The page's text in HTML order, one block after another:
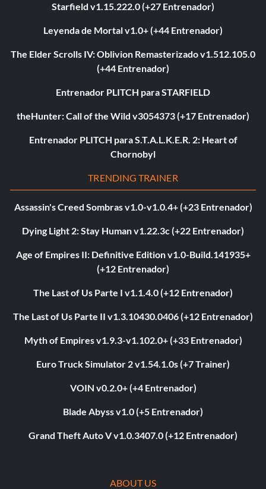
Starfield v1.15.222.0 (+27 Entrenador)
Leyenda de Mortal v1.0+ (+44 Entrenador)
The Elder Scrolls IV: Oblivion Remasterizado v1.512.105.0
(+44 Entrenador)
Entrenador PLITCH para STARFIELD
theHunter: Call of the Wild v3054373 (+17 Entrenador)
Entrenador PLITCH para S.T.A.L.K.E.R. 2: Heart of
Chornobyl
TRENDING TRAINER
Assassin's Creed Sombras v1.0-v1.0.4+ (+23 Entrenador)
Dying Light 2: Stay Human v1.22.3c (+22 Entrenador)
Age of Empires II: Definitive Edition v1.0-Build.141935+
(+12 Entrenador)
The Last of Us Parte I v1.1.4.0 (+12 Entrenador)
The Last of Us Parte II v1.3.10430.0406 (+12 Entrenador)
Myth of Empires v1.9.3-v1.102.0+ (+33 Entrenador)
Euro Truck Simulator 2 v1.54.1.0s (+7 Trainer)
VOIN v0.2.0+ (+4 Entrenador)
Blade Abyss v1.0 (+5 Entrenador)
Grand Theft Auto V v1.0.3407.0 (+12 Entrenador)
ABOUT US